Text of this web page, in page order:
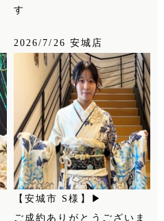
す
2026/7/26 安城店
【安城市 S様】▶
ご成約ありがとうございま